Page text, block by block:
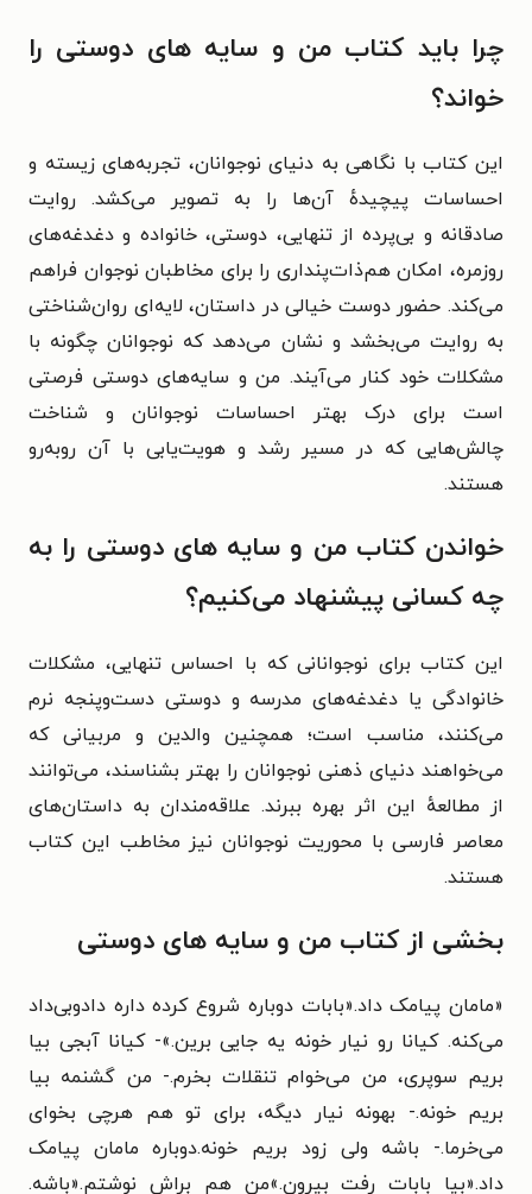
چرا باید کتاب من و سایه های دوستی را
خواند؟
این کتاب با نگاهی به دنیای نوجوانان، تجربه‌های زیسته و
احساسات پیچیدهٔ آن‌ها را به تصویر می‌کشد. روایت
صادقانه و بی‌پرده از تنهایی، دوستی، خانواده و دغدغه‌های
روزمره، امکان هم‌ذات‌پنداری را برای مخاطبان نوجوان فراهم
می‌کند. حضور دوست خیالی در داستان، لایه‌ای روان‌شناختی
به روایت می‌بخشد و نشان می‌دهد که نوجوانان چگونه با
مشکلات خود کنار می‌آیند. من و سایه‌های دوستی فرصتی
است برای درک بهتر احساسات نوجوانان و شناخت
چالش‌هایی که در مسیر رشد و هویت‌یابی با آن روبه‌رو
هستند.
خواندن کتاب من و سایه های دوستی را به
چه کسانی پیشنهاد می‌کنیم؟
این کتاب برای نوجوانانی که با احساس تنهایی، مشکلات
خانوادگی یا دغدغه‌های مدرسه و دوستی دست‌وپنجه نرم
می‌کنند، مناسب است؛ همچنین والدین و مربیانی که
می‌خواهند دنیای ذهنی نوجوانان را بهتر بشناسند، می‌توانند
از مطالعهٔ این اثر بهره ببرند. علاقه‌مندان به داستان‌های
معاصر فارسی با محوریت نوجوانان نیز مخاطب این کتاب
هستند.
بخشی از کتاب من و سایه های دوستی
«مامان پیامک داد.«بابات دوباره شروع کرده داره دادوبی‌داد
می‌کنه. کیانا رو نیار خونه یه جایی برین.»- کیانا آبجی بیا
بریم سوپری، من می‌خوام تنقلات بخرم.- من گشنمه بیا
بریم خونه.- بهونه نیار دیگه، برای تو هم هرچی بخوای
می‌خرما.- باشه ولی زود بریم خونه.دوباره مامان پیامک
داد.«بیا بابات رفت بیرون.»من هم براش نوشتم.«باشه.